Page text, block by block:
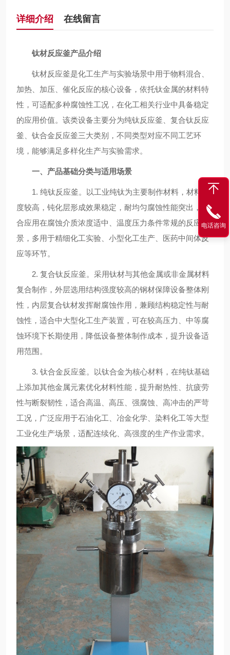
详细介绍 在线留言
钛材反应釜产品介绍
钛材反应釜是化工生产与实验场景中用于物料混合、
加热、加压、催化反应的核心设备，依托钛金属的材料特
性，可适配多种腐蚀性工况，在化工相关行业中具备稳定
的应用价值。该类设备主要分为纯钛反应釜、复合钛反应
釜、钛合金反应釜三大类别，不同类型对应不同工艺环
境，能够满足多样化生产与实验需求。
一、产品基础分类与适用场景
1. 纯钛反应釜。以工业纯钛为主要制作材料，材料纯
度较高，钝化层形成效果稳定，耐均匀腐蚀性能突出，适
合应用在腐蚀介质浓度适中、温度压力条件常规的反应场
景，多用于精细化工实验、小型化工生产、医药中间体反
应等环节。
2. 复合钛反应釜。采用钛材与其他金属或非金属材料
复合制作，外层选用结构强度较高的钢材保障设备整体刚
性，内层复合钛材发挥耐腐蚀作用，兼顾结构稳定性与耐
蚀性，适合中大型化工生产装置，可在较高压力、中等腐
蚀环境下长期使用，降低设备整体制作成本，提升设备适
用范围。
3. 钛合金反应釜。以钛合金为核心材料，在纯钛基础
上添加其他金属元素优化材料性能，提升耐热性、抗疲劳
性与断裂韧性，适合高温、高压、强腐蚀、高冲击的严苛
工况，广泛应用于石油化工、冶金化学、染料化工等大型
工业化生产场景，适配连续化、高强度的生产作业需求。
电话咨询